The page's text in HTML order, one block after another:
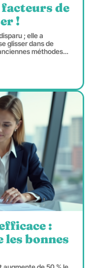
de
!
; elle a
glisser dans de
méthodes…
:
bonnes